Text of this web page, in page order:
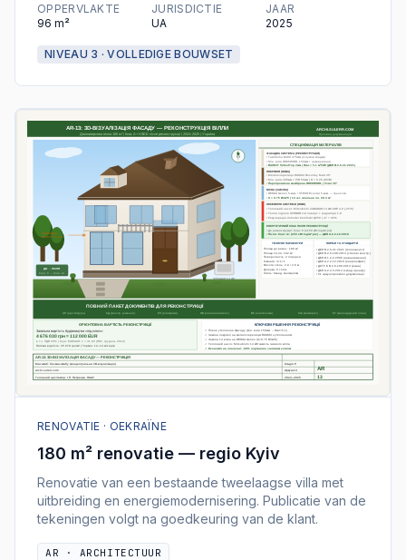
OPPERVLAKTE
96 m²
JURISDICTIE
UA
JAAR
2025
NIVEAU 3 · VOLLEDIGE BOUWSET
RENOVATIE · OEKRAÏNE
180 m² renovatie — regio Kyiv
Renovatie van een bestaande tweelaagse villa met
uitbreiding en energiemodernisering. Publicatie van de
tekeningen volgt na goedkeuring van de klant.
AR · ARCHITECTUUR